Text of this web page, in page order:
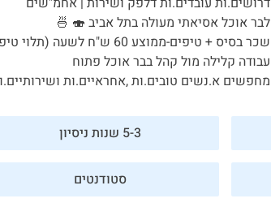
לבר אוכל אסיאתי מעולה בתל אביב 🍣 🍜
שכר בסיס + טיפים-ממוצע 60 ש"ח לשעה (תלוי טיפים – אפשר גם יותר 🤩)
עבודה קלילה מול קהל בבר אוכל פתוח
מחפשים א.נשים טובים.ות ,אחראיים.ות
5-3 שנות ניסיון
סטודנטים